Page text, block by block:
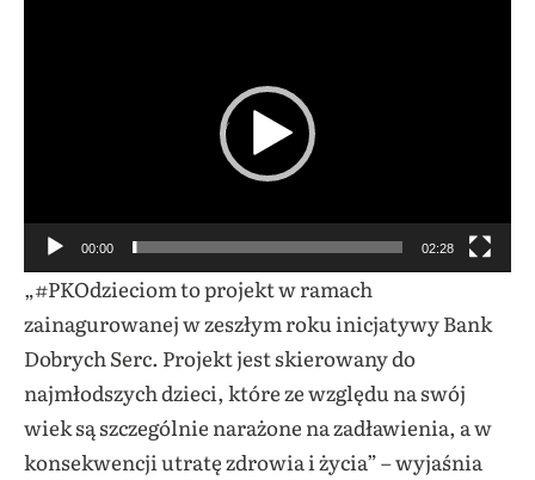
00:00 02:28
„#PKOdzieciom to projekt w ramach
zainagurowanej w zeszłym roku inicjatywy Bank
Dobrych Serc. Projekt jest skierowany do
najmłodszych dzieci, które ze względu na swój
wiek są szczególnie narażone na zadławienia, a w
konsekwencji utratę zdrowia i życia” – wyjaśnia